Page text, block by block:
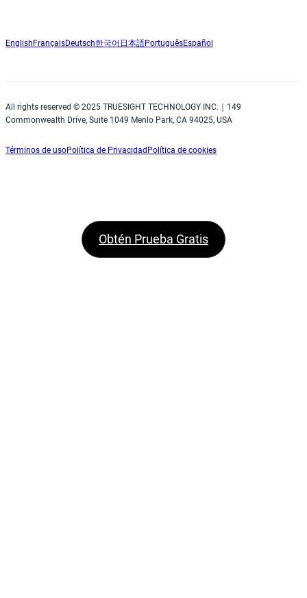
English FrançaisDeutsch한국어 日本語PortuguêsEspañol
All rights reserved © 2025 TRUESIGHT TECHNOLOGY INC.｜149
Commonwealth Drive, Suite 1049 Menlo Park, CA 94025, USA
Términos de usoPolítica de PrivacidadPolítica de cookies
Obtén Prueba Gratis